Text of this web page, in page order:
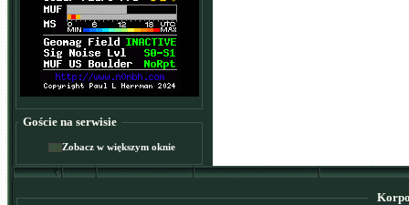
Goście na serwisie
Zobacz w większym oknie